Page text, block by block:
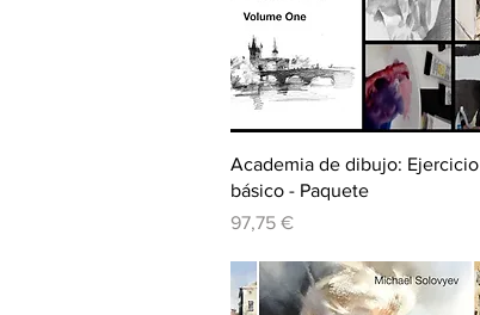
Vista rápida
Academia de dibujo: Ejercicio
básico - Paquete
Precio
97,75 €